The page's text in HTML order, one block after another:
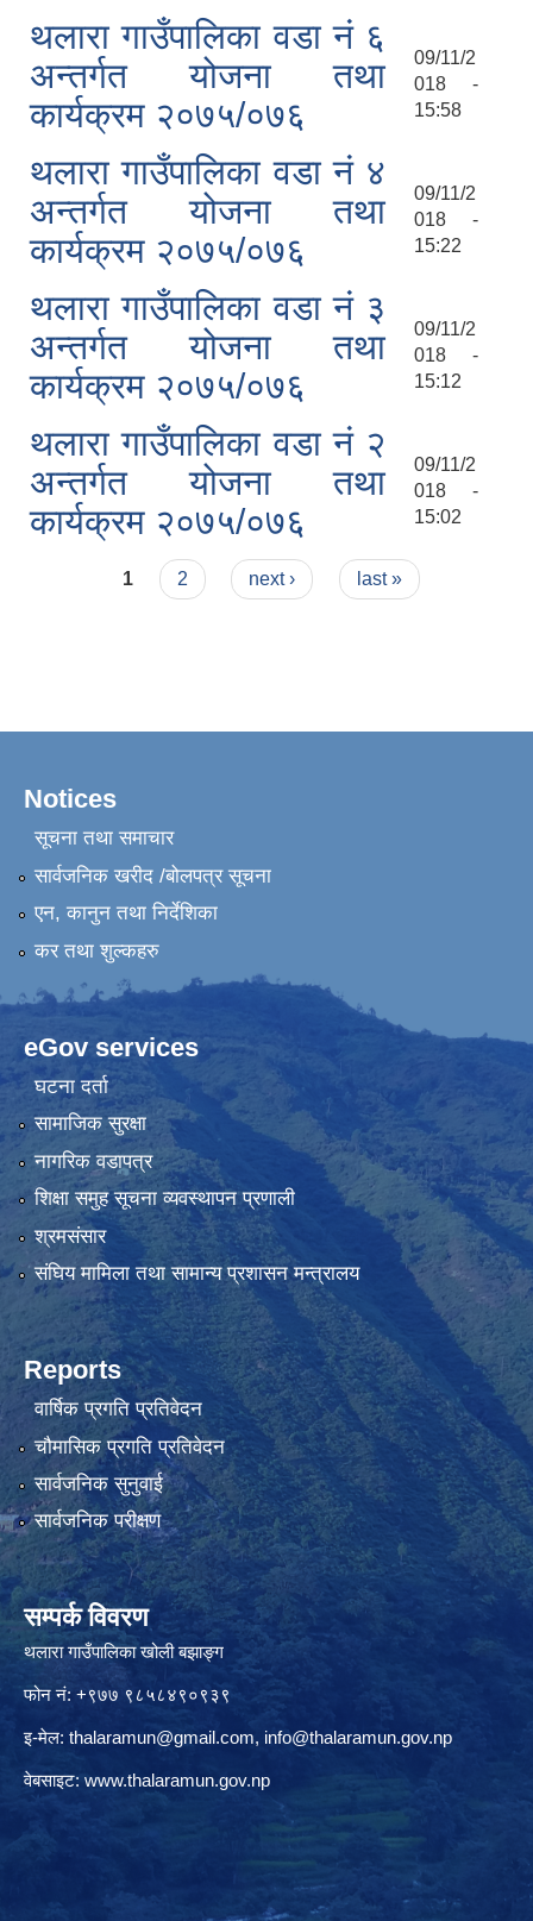
थलारा गाउँपालिका वडा नं ६
अन्तर्गत योजना तथा
कार्यक्रम २०७५/०७६
09/11/2
018 -
15:58
थलारा गाउँपालिका वडा नं ४
अन्तर्गत योजना तथा
कार्यक्रम २०७५/०७६
09/11/2
018 -
15:22
थलारा गाउँपालिका वडा नं ३
अन्तर्गत योजना तथा
कार्यक्रम २०७५/०७६
09/11/2
018 -
15:12
थलारा गाउँपालिका वडा नं २
अन्तर्गत योजना तथा
कार्यक्रम २०७५/०७६
09/11/2
018 -
15:02
Pages
1 2 next › last »
Notices
सूचना तथा समाचार
सार्वजनिक खरीद /बोलपत्र सूचना
एन, कानुन तथा निर्देशिका
कर तथा शुल्कहरु
eGov services
घटना दर्ता
सामाजिक सुरक्षा
नागरिक वडापत्र
शिक्षा समुह सूचना व्यवस्थापन प्रणाली
श्रमसंसार
संघिय मामिला तथा सामान्य प्रशासन मन्त्रालय
Reports
वार्षिक प्रगति प्रतिवेदन
चौमासिक प्रगति प्रतिवेदन
सार्वजनिक सुनुवाई
सार्वजनिक परीक्षण
सम्पर्क विवरण
थलारा गाउँपालिका खोली बझाङ्ग
फोन नं: +९७७ ९८५८४९०९३९
इ-मेल: thalaramun@gmail.com, info@thalaramun.gov.np
वेबसाइट: www.thalaramun.gov.np